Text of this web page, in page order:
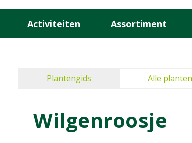
Activiteiten Assortiment
Plantengids Alle planten
Wilgenroosje